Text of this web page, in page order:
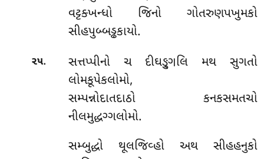
વટ્ટક્ખન્ધો જિનો ગોતરુણપખુમકો
સીહપુબ્બડ્ઢકાયો.
૨૫.
સત્તપ્પીનો ચ દીઘઙ્ગુલિ મથ સુગતો
લોમકૂપેકલોમો,
સમ્પન્નોદાતદાઠો કનકસમતચો
નીલમુદ્ધગ્ગલોમો.
સમ્બુદ્ધો થૂલજિવ્હો અથ સીહહનુકો